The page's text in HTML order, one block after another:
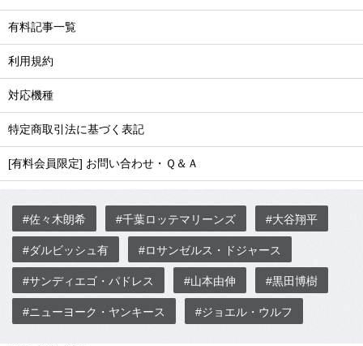
有料記事一覧
利用規約
対応機種
特定商取引法に基づく表記
[有料会員限定] お問い合わせ・Ｑ＆Ａ
#佐々木朗希 #千葉ロッテマリーンズ #大谷翔平
#ダルビッシュ有 #ロサンゼルス・ドジャース
#サンディエゴ・パドレス #山本由伸 #黒田博樹
#ニューヨーク・ヤンキース #ジョエル・ウルフ